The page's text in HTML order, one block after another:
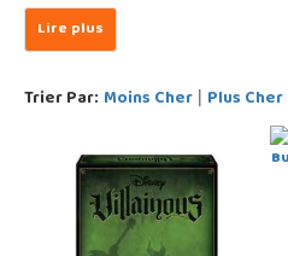
Trier Par: Moins Cher | Plus Cher